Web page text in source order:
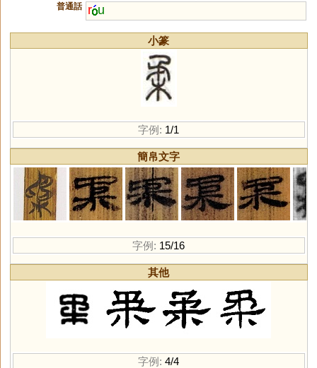
普通話
r u
小篆
字例: 1/1
簡帛文字
字例: 15/16
其他
字例: 4/4